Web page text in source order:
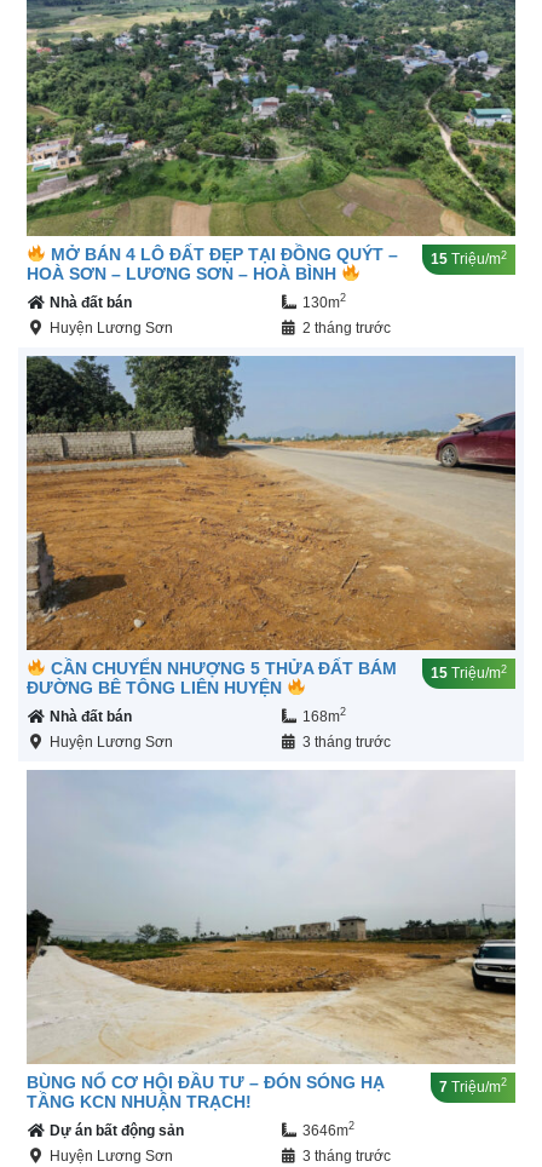
MỞ BÁN 4 LÔ ĐẤT ĐẸP TẠI ĐỒNG QUÝT –
HOÀ SƠN – LƯƠNG SƠN – HOÀ BÌNH
15 Triệu/m2
Nhà đất bán 130m2
Huyện Lương Sơn 2 tháng trước
CẦN CHUYỂN NHƯỢNG 5 THỬA ĐẤT BÁM
ĐƯỜNG BÊ TÔNG LIÊN HUYỆN
15 Triệu/m2
Nhà đất bán 168m2
Huyện Lương Sơn 3 tháng trước
BÙNG NỔ CƠ HỘI ĐẦU TƯ – ĐÓN SÓNG HẠ
TẦNG KCN NHUẬN TRẠCH!
7 Triệu/m2
Dự án bất động sản 3646m2
Huyện Lương Sơn 3 tháng trước